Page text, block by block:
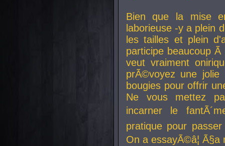
Bien que la mise
laborieuse -y a plein
les tailles et plein
participe beaucoup
veut vraiment
prÃ©voyez une
bougies pour offrir
Ne vous mettez
incarner le
pratique pour
On a essayÃ©â¦